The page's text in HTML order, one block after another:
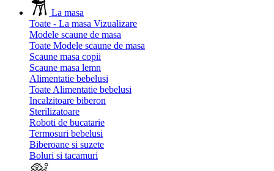
La masa
Toate - La masa Vizualizare
Modele scaune de masa
Toate Modele scaune de masa
Scaune masa copii
Scaune masa lemn
Alimentatie bebelusi
Toate Alimentatie bebelusi
Incalzitoare biberon
Sterilizatoare
Roboti de bucatarie
Termosuri bebelusi
Biberoane si suzete
Boluri si tacamuri